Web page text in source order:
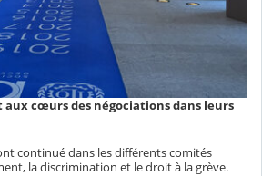
aux cœurs des négociations dans leurs
continué dans les différents comités
la discrimination et le droit à la grève.